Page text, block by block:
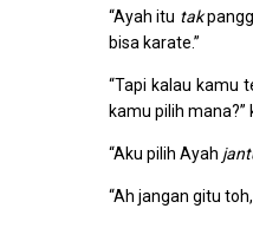
“Ayah itu tak
bisa karate.”
“Tapi kalau kamu
kamu pilih
“Aku pilih Ayah
“Ah jangan gitu toh,